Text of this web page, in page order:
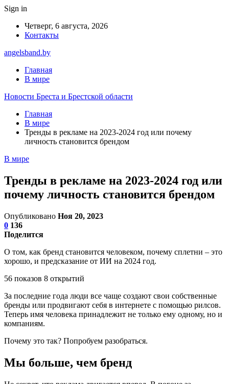
Sign in
Четверг, 6 августа, 2026
Контакты
angelsband.by
Главная
В мире
Новости Бреста и Брестской области
Главная
В мире
Тренды в рекламе на 2023-2024 год или почему
личность становится брендом
В мире
Тренды в рекламе на 2023-2024 год или
почему личность становится брендом
Опубликовано Ноя 20, 2023
0 136
Поделится
О том, как бренд становится человеком, почему сплетни – это
хорошо, и предсказание от ИИ на 2024 год.
56 показов 8 открытий
За последние года люди все чаще создают свои собственные
бренды или продвигают себя в интернете с помощью рилсов.
Теперь имя человека принадлежит не только ему одному, но и
компаниям.
Почему это так? Попробуем разобраться.
Мы больше, чем бренд